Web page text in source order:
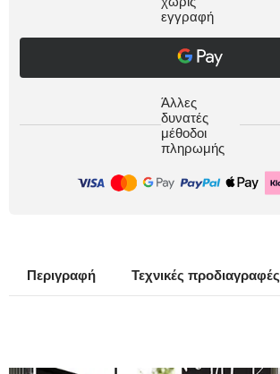
εγγραφή
Άλλες
δυνατές
μέθοδοι
πληρωμής
Περιγραφή Τεχνικές προδιαγραφές